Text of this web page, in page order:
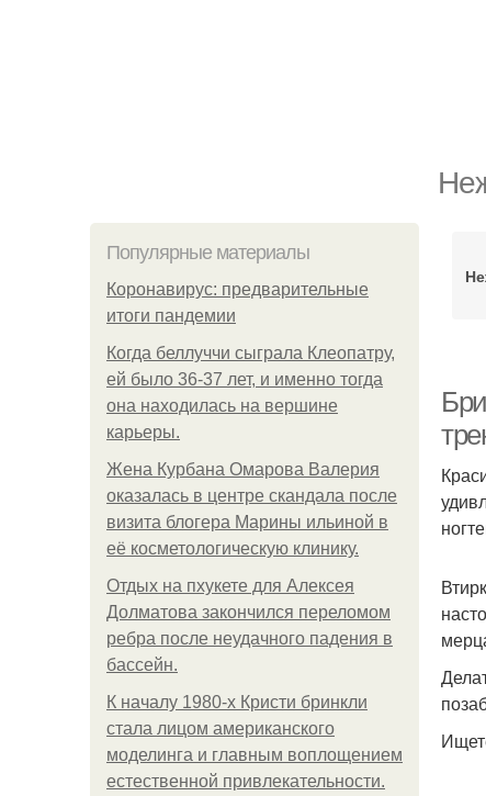
Популярные материалы
Коронавирус: предварительные
итоги пандемии
Когда беллуччи сыграла Клеопатру,
ей было 36-37 лет, и именно тогда
она находилась на вершине
карьеры.
Жена Курбана Омарова Валерия
оказалась в центре скандала после
визита блогера Марины ильиной в
её косметологическую клинику.
Отдых на пхукете для Алексея
Долматова закончился переломом
ребра после неудачного падения в
бассейн.
К началу 1980-х Кристи бринкли
стала лицом американского
моделинга и главным воплощением
естественной привлекательности.